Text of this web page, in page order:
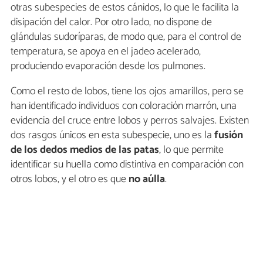
otras subespecies de estos cánidos, lo que le facilita la
disipación del calor. Por otro lado, no dispone de
glándulas sudoríparas, de modo que, para el control de
temperatura, se apoya en el jadeo acelerado,
produciendo evaporación desde los pulmones.
Como el resto de lobos, tiene los ojos amarillos, pero se
han identificado individuos con coloración marrón, una
evidencia del cruce entre lobos y perros salvajes. Existen
dos rasgos únicos en esta subespecie, uno es lafusión
de los dedos medios de las patas, lo que permite
identificar su huella como distintiva en comparación con
otros lobos, y el otro es queno aúlla.